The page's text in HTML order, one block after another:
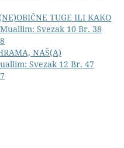
TUGE ILI KAKO
Svezak 10 Br. 38
NAŠ(A)
Svezak 12 Br. 47